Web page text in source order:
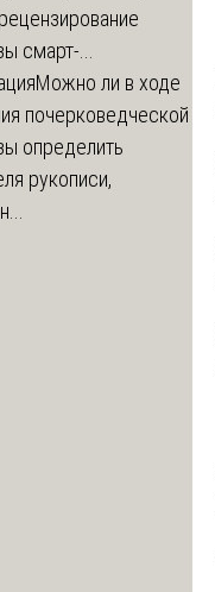
смарт-...
Можно ли в ходе
почерковедческой
определить
рукописи,